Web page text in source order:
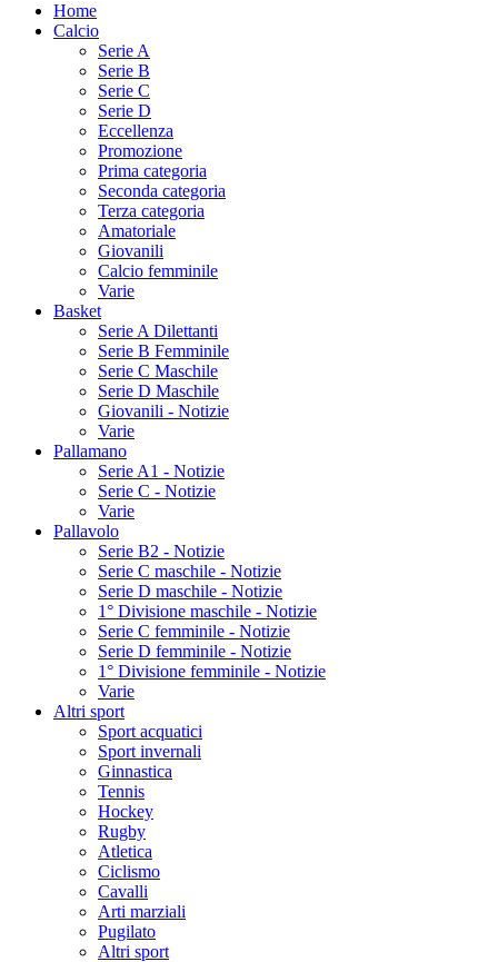
Home
Calcio
Serie A
Serie B
Serie C
Serie D
Eccellenza
Promozione
Prima categoria
Seconda categoria
Terza categoria
Amatoriale
Giovanili
Calcio femminile
Varie
Basket
Serie A Dilettanti
Serie B Femminile
Serie C Maschile
Serie D Maschile
Giovanili - Notizie
Varie
Pallamano
Serie A1 - Notizie
Serie C - Notizie
Varie
Pallavolo
Serie B2 - Notizie
Serie C maschile - Notizie
Serie D maschile - Notizie
1° Divisione maschile - Notizie
Serie C femminile - Notizie
Serie D femminile - Notizie
1° Divisione femminile - Notizie
Varie
Altri sport
Sport acquatici
Sport invernali
Ginnastica
Tennis
Hockey
Rugby
Atletica
Ciclismo
Cavalli
Arti marziali
Pugilato
Altri sport